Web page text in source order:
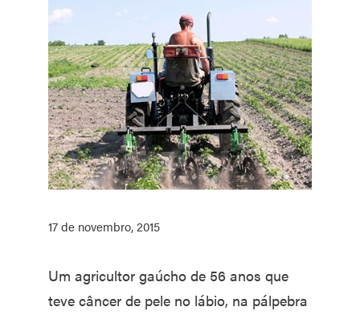
17 de novembro, 2015
Um agricultor gaúcho de 56 anos que
teve câncer de pele no lábio, na pálpebra